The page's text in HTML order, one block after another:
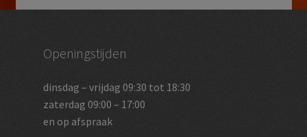
Openingstijden
dinsdag – vrijdag 09:30 tot 18:30
zaterdag 09:00 – 17:00
en op afspraak